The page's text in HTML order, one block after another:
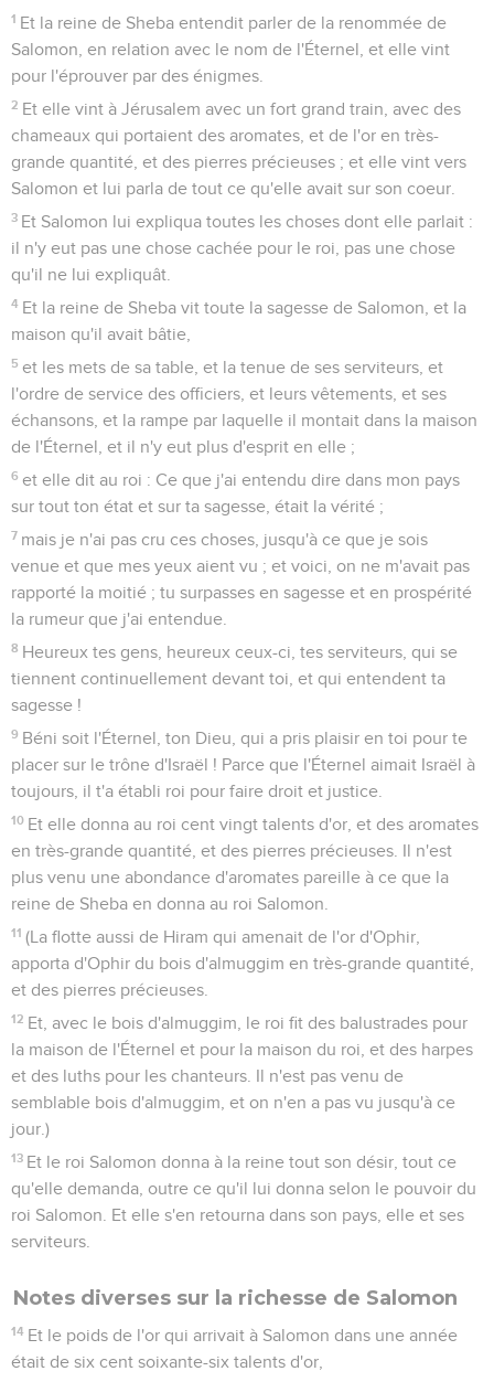
1 Et la reine de Sheba entendit parler de la renommée de
Salomon, en relation avec le nom de l'Éternel, et elle vint
pour l'éprouver par des énigmes.
2 Et elle vint à Jérusalem avec un fort grand train, avec des
chameaux qui portaient des aromates, et de l'or en très-
grande quantité, et des pierres précieuses ; et elle vint vers
Salomon et lui parla de tout ce qu'elle avait sur son coeur.
3 Et Salomon lui expliqua toutes les choses dont elle parlait :
il n'y eut pas une chose cachée pour le roi, pas une chose
qu'il ne lui expliquât.
4 Et la reine de Sheba vit toute la sagesse de Salomon, et la
maison qu'il avait bâtie,
5 et les mets de sa table, et la tenue de ses serviteurs, et
l'ordre de service des officiers, et leurs vêtements, et ses
échansons, et la rampe par laquelle il montait dans la maison
de l'Éternel, et il n'y eut plus d'esprit en elle ;
6 et elle dit au roi : Ce que j'ai entendu dire dans mon pays
sur tout ton état et sur ta sagesse, était la vérité ;
7 mais je n'ai pas cru ces choses, jusqu'à ce que je sois
venue et que mes yeux aient vu ; et voici, on ne m'avait pas
rapporté la moitié ; tu surpasses en sagesse et en prospérité
la rumeur que j'ai entendue.
8 Heureux tes gens, heureux ceux-ci, tes serviteurs, qui se
tiennent continuellement devant toi, et qui entendent ta
sagesse !
9 Béni soit l'Éternel, ton Dieu, qui a pris plaisir en toi pour te
placer sur le trône d'Israël ! Parce que l'Éternel aimait Israël à
toujours, il t'a établi roi pour faire droit et justice.
10 Et elle donna au roi cent vingt talents d'or, et des aromates
en très-grande quantité, et des pierres précieuses. Il n'est
plus venu une abondance d'aromates pareille à ce que la
reine de Sheba en donna au roi Salomon.
11 (La flotte aussi de Hiram qui amenait de l'or d'Ophir,
apporta d'Ophir du bois d'almuggim en très-grande quantité,
et des pierres précieuses.
12 Et, avec le bois d'almuggim, le roi fit des balustrades pour
la maison de l'Éternel et pour la maison du roi, et des harpes
et des luths pour les chanteurs. Il n'est pas venu de
semblable bois d'almuggim, et on n'en a pas vu jusqu'à ce
jour.)
13 Et le roi Salomon donna à la reine tout son désir, tout ce
qu'elle demanda, outre ce qu'il lui donna selon le pouvoir du
roi Salomon. Et elle s'en retourna dans son pays, elle et ses
serviteurs.
Notes diverses sur la richesse de Salomon
14 Et le poids de l'or qui arrivait à Salomon dans une année
était de six cent soixante-six talents d'or,